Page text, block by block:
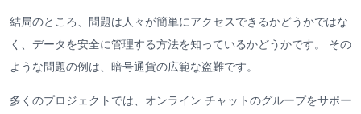
結局のところ、問題は人々が簡単にアクセスできるかどうかではな
く、データを安全に管理する方法を知っているかどうかです。 その
ような問題の例は、暗号通貨の広範な盗難です。
多くのプロジェクトでは、オンライン チャットのグループをサポー